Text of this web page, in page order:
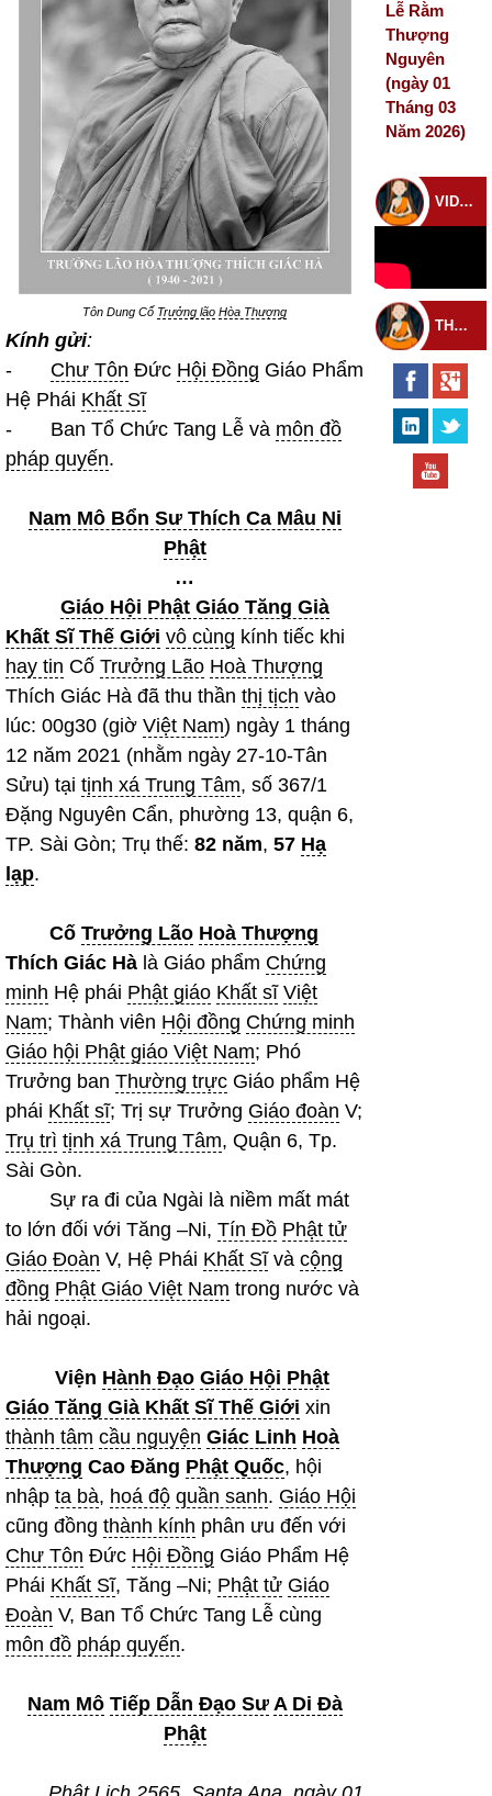
Tôn Dung Cố Trưởng lão Hòa Thượng
Kính gửi:
- Chư Tôn Đức Hội Đồng Giáo Phẩm
Hệ Phái Khất Sĩ
- Ban Tổ Chức Tang Lễ và môn đồ
pháp quyến.
Nam Mô Bổn Sư Thích Ca Mâu Ni
Phật
…
Giáo Hội Phật Giáo Tăng Già
Khất Sĩ Thế Giới vô cùng kính tiếc khi
hay tin Cố Trưởng Lão Hoà Thượng
Thích Giác Hà đã thu thần thị tịch vào
lúc: 00g30 (giờ Việt Nam) ngày 1 tháng
12 năm 2021 (nhằm ngày 27-10-Tân
Sửu) tại tịnh xá Trung Tâm, số 367/1
Đặng Nguyên Cẩn, phường 13, quận 6,
TP. Sài Gòn; Trụ thế: 82 năm, 57 Hạ
lạp.
Cố Trưởng Lão Hoà Thượng
Thích Giác Hà là Giáo phẩm Chứng
minh Hệ phái Phật giáo Khất sĩ Việt
Nam; Thành viên Hội đồng Chứng minh
Giáo hội Phật giáo Việt Nam; Phó
Trưởng ban Thường trực Giáo phẩm Hệ
phái Khất sĩ; Trị sự Trưởng Giáo đoàn V;
Trụ trì tịnh xá Trung Tâm, Quận 6, Tp.
Sài Gòn.
Sự ra đi của Ngài là niềm mất mát
to lớn đối với Tăng –Ni, Tín Đồ Phật tử
Giáo Đoàn V, Hệ Phái Khất Sĩvà cộng
đồng Phật Giáo Việt Nam trong nước và
hải ngoại.
Viện Hành Đạo Giáo Hội Phật
Giáo Tăng Già Khất Sĩ Thế Giới xin
thành tâm cầu nguyện Giác Linh Hoà
Thượng Cao Đăng Phật Quốc, hội
nhập ta bà, hoá độ quần sanh. Giáo Hội
cũng đồng thành kính phân ưu đến với
Chư Tôn Đức Hội Đồng Giáo Phẩm Hệ
Phái Khất Sĩ, Tăng –Ni; Phật tử Giáo
Đoàn V, Ban Tổ Chức Tang Lễ cùng
môn đồ pháp quyến.
Nam Mô Tiếp Dẫn Đạo Sư A Di Đà
Phật
Lễ Rằm
Thượng
Nguyên
(ngày 01
Tháng 03
Năm 2026)
VIDEO CHÙA
THEO DÕI THIỀN TỰ